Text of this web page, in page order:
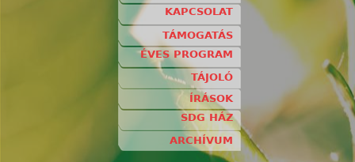
KAPCSOLAT
TÁMOGATÁS
ÉVES PROGRAM
TÁJOLÓ
ÍRÁSOK
SDG HÁZ
ARCHÍVUM